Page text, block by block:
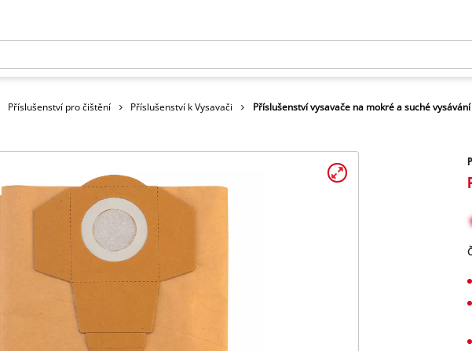
Příslušenství pro čištění Příslušenství k Vysavači Příslušenství vysavače na mokré a suché vysávání